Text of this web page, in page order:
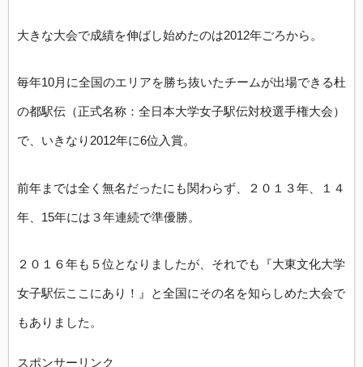
大きな大会で成績を伸ばし始めたのは2012年ごろから。
毎年10月に全国のエリアを勝ち抜いたチームが出場できる杜
の都駅伝（正式名称：全日本大学女子駅伝対校選手権大会）
で、いきなり2012年に6位入賞。
前年までは全く無名だったにも関わらず、２０１３年、１４
年、15年には３年連続で準優勝。
２０１６年も５位となりましたが、それでも『大東文化大学
女子駅伝ここにあり！』と全国にその名を知らしめた大会で
もありました。
スポンサーリンク